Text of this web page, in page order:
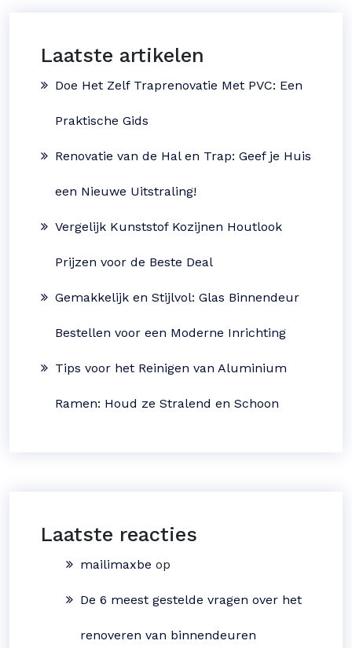
Laatste artikelen
Doe Het Zelf Traprenovatie Met PVC: Een
Praktische Gids
Renovatie van de Hal en Trap: Geef je Huis
een Nieuwe Uitstraling!
Vergelijk Kunststof Kozijnen Houtlook
Prijzen voor de Beste Deal
Gemakkelijk en Stijlvol: Glas Binnendeur
Bestellen voor een Moderne Inrichting
Tips voor het Reinigen van Aluminium
Ramen: Houd ze Stralend en Schoon
Laatste reacties
mailimaxbe op
De 6 meest gestelde vragen over het
renoveren van binnendeuren